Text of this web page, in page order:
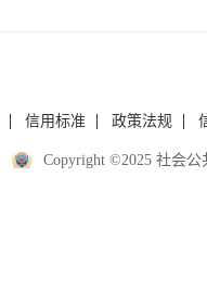
信用标准 政策法规
Copyright ©2025 社会